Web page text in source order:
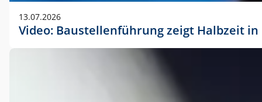
13.07.2026
Video: Baustellenführung zeigt Halbzeit